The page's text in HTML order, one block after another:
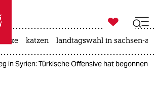
taz zahl ich
taz zahl ich

taz zahl ich
hitze katzen landtagswahl in sachsen-
in Syrien: Türkische Offensive hat begonnen